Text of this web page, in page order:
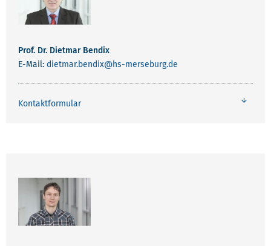
Prof. Dr. Dietmar Bendix
E-Mail: dietmar.bendix@hs-merseburg.de
Kontaktformular